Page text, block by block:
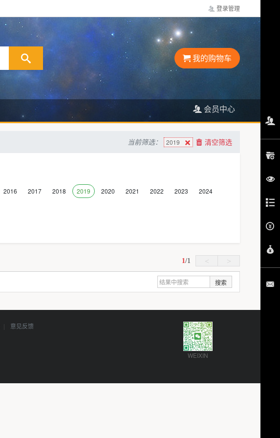
登录管理
我的购物车
会员中心
当前筛选： 2019 清空筛选
2016 2017 2018 2019 2020 2021 2022 2023
2024
1/1 < >
搜索
|
意见反馈
WEIXIN